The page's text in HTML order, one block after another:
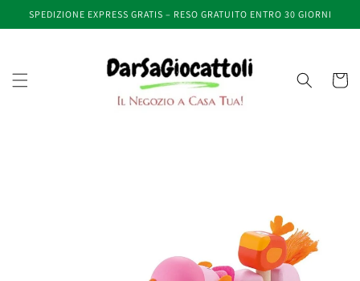
direttamente
ai contenuti
SPEDIZIONE EXPRESS GRATIS – RESO GRATUITO ENTRO 30 GIORNI
Carrello